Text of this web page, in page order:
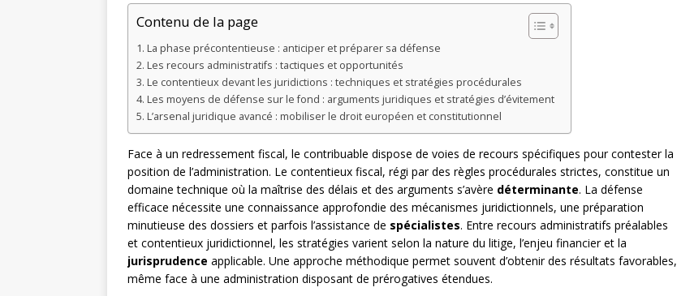
Contenu de la page
La phase précontentieuse : anticiper et préparer sa défense
Les recours administratifs : tactiques et opportunités
Le contentieux devant les juridictions : techniques et stratégies procédurales
Les moyens de défense sur le fond : arguments juridiques et stratégies d’évitement
L’arsenal juridique avancé : mobiliser le droit européen et constitutionnel
Face à un redressement fiscal, le contribuable dispose de voies de recours spécifiques pour contester la
position de l’administration. Le contentieux fiscal, régi par des règles procédurales strictes, constitue un
domaine technique où la maîtrise des délais et des arguments s’avère déterminante. La défense
efficace nécessite une connaissance approfondie des mécanismes juridictionnels, une préparation
minutieuse des dossiers et parfois l’assistance de spécialistes. Entre recours administratifs préalables
et contentieux juridictionnel, les stratégies varient selon la nature du litige, l’enjeu financier et la
jurisprudence applicable. Une approche méthodique permet souvent d’obtenir des résultats favorables,
même face à une administration disposant de prérogatives étendues.